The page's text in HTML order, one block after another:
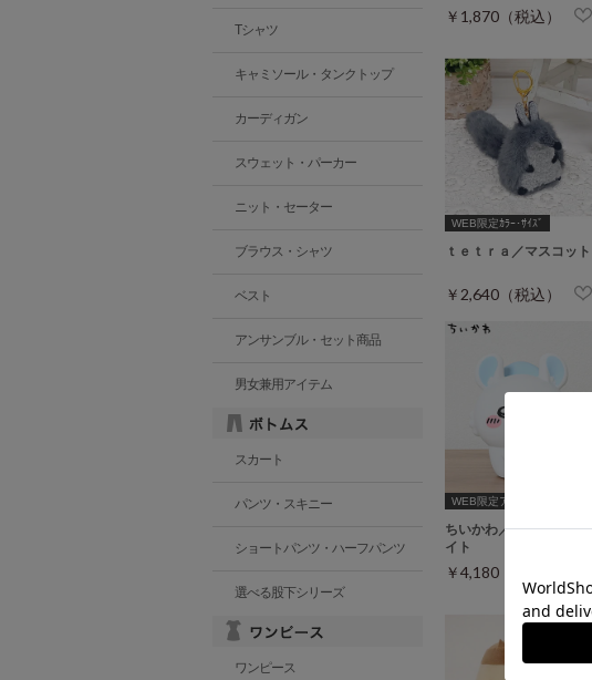
￥1,870（税込）
WEB限定ｶﾗｰ･ｻｲｽﾞ
ｔｅｔｒａ／マスコット
￥2,640（税込）
WEB限定アイテム
ちいかわ／オイテミルラ
イト
￥4,180（税込）
Tシャツ
キャミソール・タンクトップ
カーディガン
スウェット・パーカー
ニット・セーター
ブラウス・シャツ
ベスト
アンサンブル・セット商品
男女兼用アイテム
スカート
パンツ・スキニー
ショートパンツ・ハーフパンツ
選べる股下シリーズ
ワンピース